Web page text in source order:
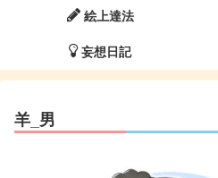
絵上達法
妄想日記
羊_男